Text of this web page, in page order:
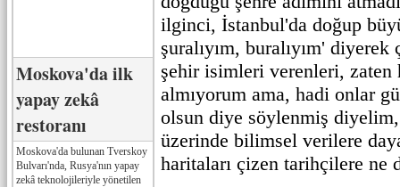
Moskova'da ilk
yapay zekâ
restoranı
Moskova'da bulunan Tverskoy
Bulvarı'nda, Rusya'nın yapay
zekâ teknolojileriyle yönetilen
ilginci, İstanbul'da doğup
şuralıyım, buralıyım'
şehir isimleri verenleri,
almıyorum ama, hadi onlar
olsun diye söylenmiş
üzerinde bilimsel verilere
haritaları çizen tarihçilere ne